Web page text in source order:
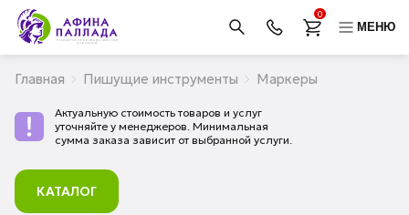
0
МЕНЮ
Главная Пишущие инструменты Маркеры
Актуальную стоимость товаров и услуг
уточняйте у менеджеров. Минимальная
сумма заказа зависит от выбранной услуги.
КАТАЛОГ